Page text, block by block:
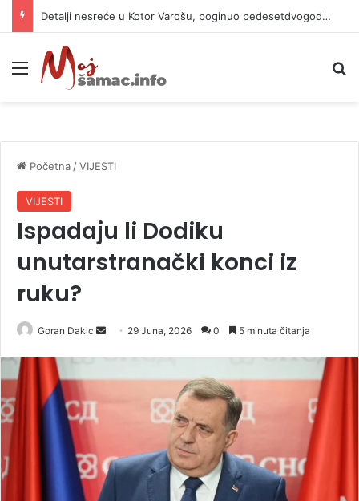
Detalji nesreće u Kotor Varošu, poginuo pedesetdvogodišnjak
Meni
Početna /VIJESTI
VIJESTI
Ispadaju li Dodiku
unutarstranački konci iz
ruku?
Goran Dakic
m
a
29 Juna, 2026 0 5 minuta čitanja